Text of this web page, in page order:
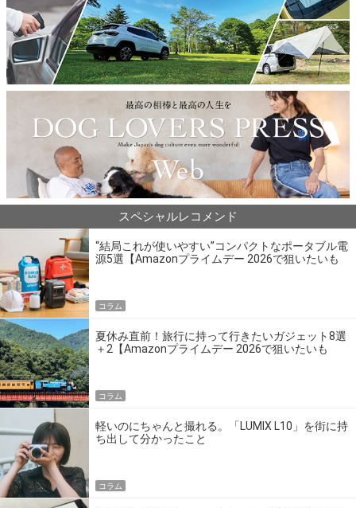
スペシャルレコメンド
“結局これが使いやすい”コンパクトなポータブル電
源5選【Amazonプライムデー 2026で狙いたいも
コラム
夏休み直前！旅行に持って行きたいガジェット8選
＋2【Amazonプライムデー 2026で狙いたいも
コラム
軽いのにちゃんと撮れる。「LUMIX L10」を街に持
ち出して分かったこと
コラム